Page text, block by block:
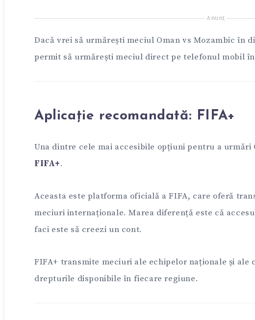
Anunţ
Dacă vrei să urmărești meciul Oman vs Mozambic în
permit să urmărești meciul direct pe telefonul mobil
Aplicație recomandată: FIFA+
Una dintre cele mai accesibile opțiuni pentru a urmări
FIFA+.
Aceasta este platforma oficială a FIFA, care oferă
meciuri internaționale. Marea diferență este că
faci este să creezi un cont.
FIFA+ transmite meciuri ale echipelor naționale și
drepturile disponibile în fiecare regiune.